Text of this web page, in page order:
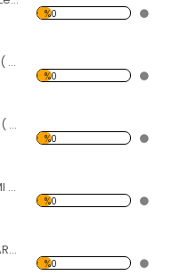
%0
17" MONİTÖR BLUELİNE ( HDMI / VGA / HOPARLÖR )
%0
19" MONİTÖR BLUELİNE ( HDMI / VGA / HOPARLÖR )
%0
19 İNÇ MONİTÖR ( HDMI / VGA )
%0
19 İNÇ MONİTÖR HOPARLÖRLÜ ( HDMI / VGA / SESLİ)
%0